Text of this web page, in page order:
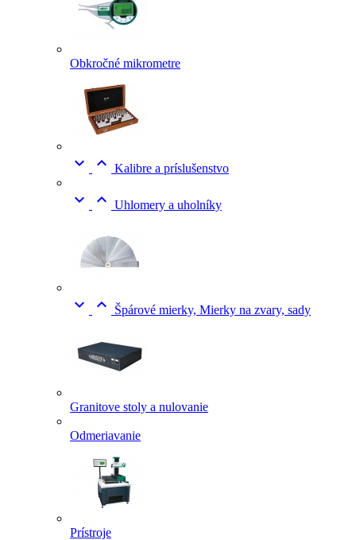
Obkročné mikrometre
  Kalibre a príslušenstvo
  Uhlomery a uholníky
  Špárové mierky, Mierky na zvary, sady
Granitove stoly a nulovanie
Odmeriavanie
Prístroje